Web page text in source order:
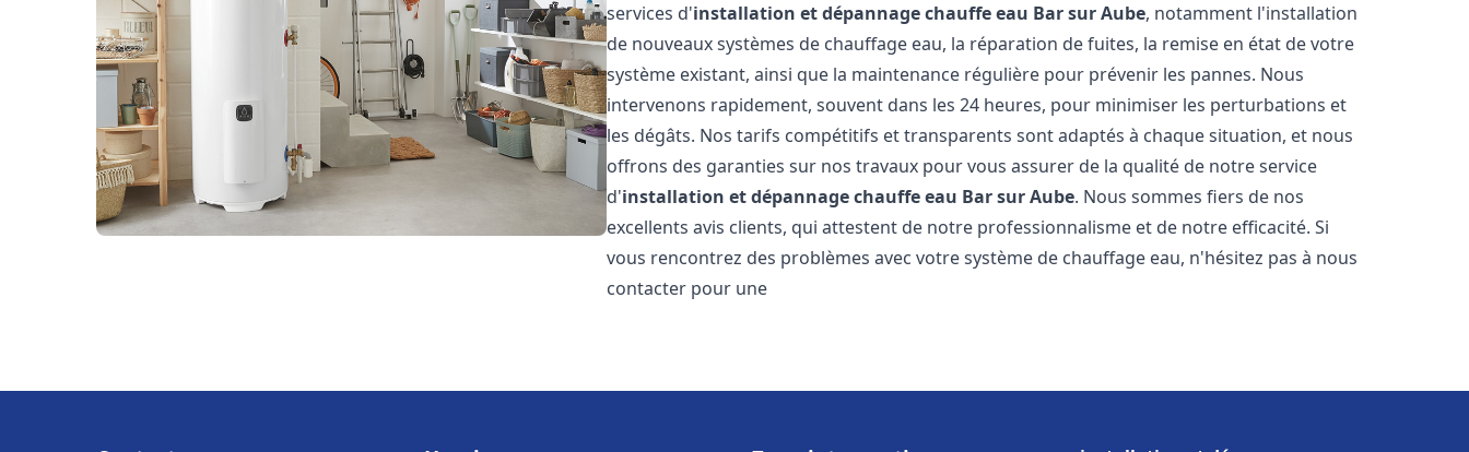
services d'installation et dépannage chauffe eau Bar sur Aube, notamment l'installation
de nouveaux systèmes de chauffage eau, la réparation de fuites, la remise en état de votre
système existant, ainsi que la maintenance régulière pour prévenir les pannes. Nous
intervenons rapidement, souvent dans les 24 heures, pour minimiser les perturbations et
les dégâts. Nos tarifs compétitifs et transparents sont adaptés à chaque situation, et nous
offrons des garanties sur nos travaux pour vous assurer de la qualité de notre service
d'installation et dépannage chauffe eau Bar sur Aube. Nous sommes fiers de nos
excellents avis clients, qui attestent de notre professionnalisme et de notre efficacité. Si
vous rencontrez des problèmes avec votre système de chauffage eau, n'hésitez pas à nous
contacter pour une